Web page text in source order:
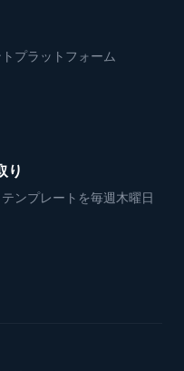
プラットフォーム
り
ンプレートを毎週木曜日